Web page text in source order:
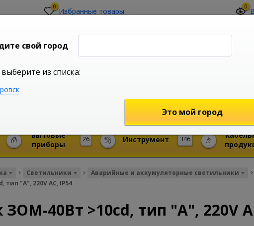
0 Избранные товары 0
МАГАЗИН shop@mireks.ru
26
Бытовые
приборы
346
Инструмент
Светильники Аварийные и аккумуляторные светильники
"А", 220V AC, IP54
40Вт >10cd, тип "А", 220V
свой город
из списка:
Это мой город